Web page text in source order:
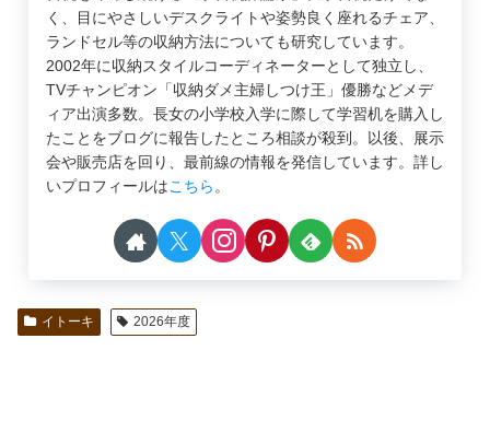
く、目にやさしいデスクライトや姿勢良く座れるチェア、
ランドセル等の収納方法についても研究しています。
2002年に収納スタイルコーディネーターとして独立し、
TVチャンピオン「収納ダメ主婦しつけ王」優勝などメデ
ィア出演多数。長女の小学校入学に際して学習机を購入し
たことをブログに報告したところ相談が殺到。以後、展示
会や販売店を回り、最前線の情報を発信しています。詳し
いプロフィールはこちら 。
イトーキ 2026年度